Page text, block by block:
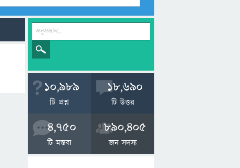
10,989
টি প্রশ্ন
18,690
টি উত্তর
4,750
টি মন্তব্য
890,405
জন সদস্য